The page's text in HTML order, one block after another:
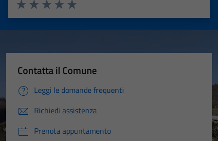
Valuta 5 stelle su 5
Valuta 4 stelle su 5
Valuta 3 stelle su 5
Valuta 2 stelle su 5
Valuta 1 stelle su 5
Contatta il Comune
Leggi le domande frequenti
Richiedi assistenza
Prenota appuntamento